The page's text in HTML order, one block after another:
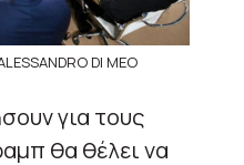
DI MEO
για τους
θα θέλει να